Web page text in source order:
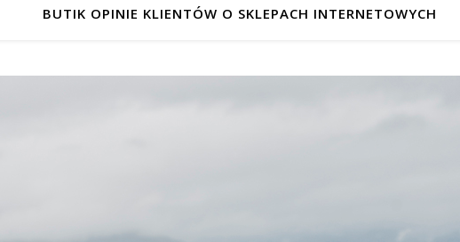
BUTIK OPINIE KLIENTÓW O SKLEPACH INTERNETOWYCH